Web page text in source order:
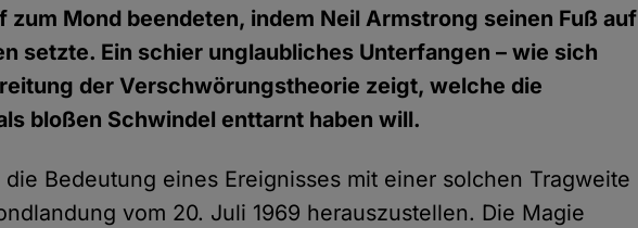
zum Mond beendeten, indem Neil Armstrong seinen Fuß auf
setzte. Ein schier unglaubliches Unterfangen – wie sich
der Verschwörungstheorie zeigt, welche die
bloßen Schwindel enttarnt haben will.
Bedeutung eines Ereignisses mit einer solchen Tragweite
vom 20. Juli 1969 herauszustellen. Die Magie